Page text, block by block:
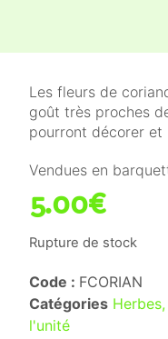
Les fleurs de
goût très proches
pourront décorer
Vendues en
5.00€
Rupture de stock
Code : FCORIAN
Catégories
l'unité